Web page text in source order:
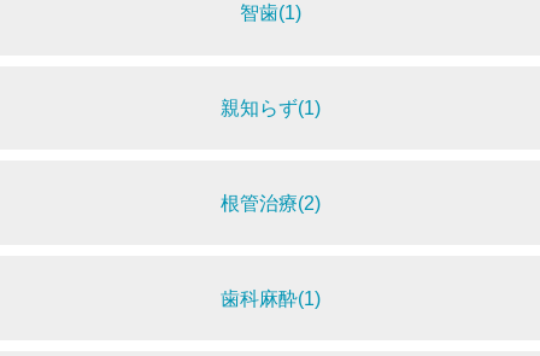
智歯(1)
親知らず(1)
根管治療(2)
歯科麻酔(1)